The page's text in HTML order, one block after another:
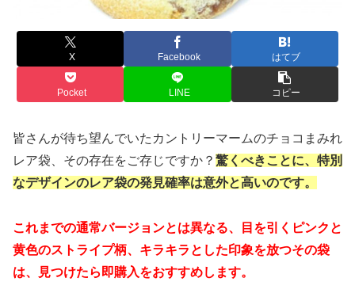
X Facebook はてブ
Pocket LINE コピー
皆さんが待ち望んでいたカントリーマームのチョコまみれ
レア袋、その存在をご存じですか？ 驚くべきことに、特別
なデザインのレア袋の発見確率は意外と高いのです。
これまでの通常バージョンとは異なる、目を引くピンクと
黄色のストライプ柄、キラキラとした印象を放つその袋
は、見つけたら即購入をおすすめします。